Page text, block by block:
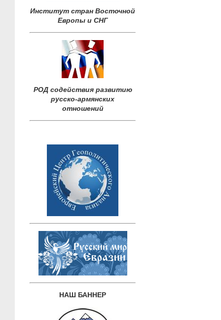
Институт стран Восточной
Европы и СНГ
РОД содействия развитию
русско-армянских
отношений
НАШ БАННЕР